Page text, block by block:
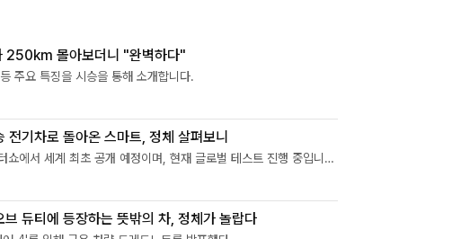
250km 몰아보더니 "완벽하다"
주요 특징을 시승을 통해 소개합니다.
전기차로 돌아온 스마트, 정체 살펴보니
에서 세계 최초 공개 예정이며, 현재 글로벌 테스트 진행 중입니
브 듀티에 등장하는 뜻밖의 차, 정체가 놀랍다